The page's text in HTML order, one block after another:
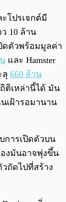
ะโปรเจกต์มี
10 ล้าน
ดตัวพร้อมมูลค่า
และ Hamster
ลุ 660 ล้าน
ติเหล่านี้ได้ มัน
เฝ้ารอมานาน
การเปิดตัวบน
องมันอาจพุ่งขึ้น
ถัดไปที่สร้าง